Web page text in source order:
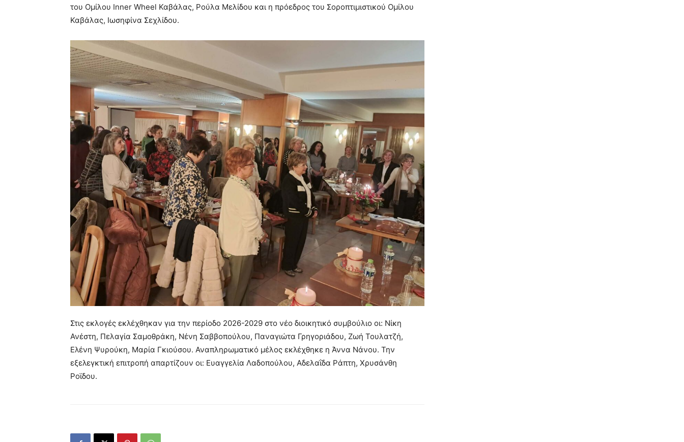
του Ομίλου Inner Wheel Καβάλας, Ρούλα Μελίδου και η πρόεδρος του Σοροπτιμιστικού Ομίλου
Καβάλας, Ιωσηφίνα Σεχλίδου.
Στις εκλογές εκλέχθηκαν για την περίοδο 2026-2029 στο νέο διοικητικό συμβούλιο οι: Νίκη
Ανέστη, Πελαγία Σαμοθράκη, Νένη Σαββοπούλου, Παναγιώτα Γρηγοριάδου, Ζωή Τουλατζή,
Ελένη Ψυρούκη, Μαρία Γκιούσου. Αναπληρωματικό μέλος εκλέχθηκε η Άννα Νάνου. Την
εξελεγκτική επιτροπή απαρτίζουν οι: Ευαγγελία Λαδοπούλου, Αδελαΐδα Ράπτη, Χρυσάνθη
Ροϊδου.